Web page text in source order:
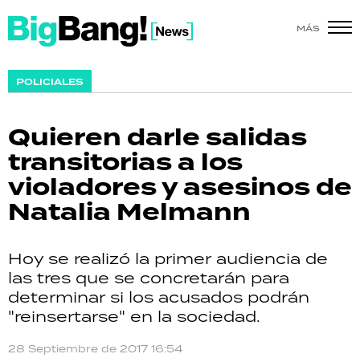
MÁS
POLICIALES
Quieren darle salidas
transitorias a los
violadores y asesinos de
Natalia Melmann
Hoy se realizó la primer audiencia de
las tres que se concretarán para
determinar si los acusados podrán
"reinsertarse" en la sociedad.
28 Septiembre de 2017 16:54
SHOW
ACTUALIDAD
POLICIALES
ECONOMÍA
GRAN HERMANO
SALUD
DEPORTES